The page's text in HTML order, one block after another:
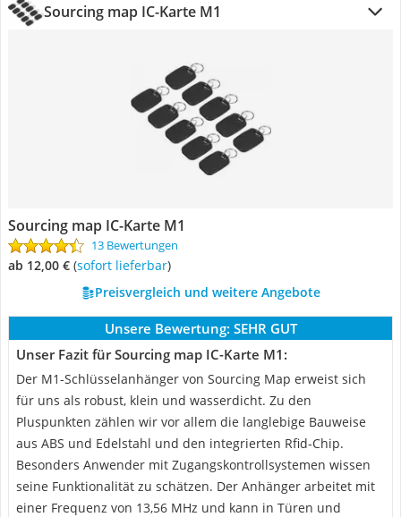
Sourcing map IC-Karte M1
Sourcing map IC-Karte M1
13 Bewertungen
ab 12,00 € ( Sofort lieferbar)
Preisvergleich und weitere Angebote
Unsere Bewertung: SEHR GUT
Unser Fazit für Sourcing map IC-Karte M1:
Der M1-Schlüsselanhänger von Sourcing Map erweist sich
für uns als robust, klein und wasserdicht. Zu den
Pluspunkten zählen wir vor allem die langlebige Bauweise
aus ABS und Edelstahl und den integrierten Rfid-Chip.
Besonders Anwender mit Zugangskontrollsystemen wissen
seine Funktionalität zu schätzen. Der Anhänger arbeitet mit
einer Frequenz von 13,56 MHz und kann in Türen und